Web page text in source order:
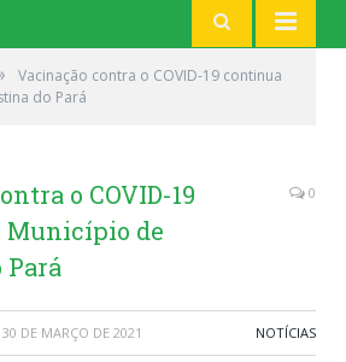
Vacinação contra o COVID-19 continua
do Pará
o COVID-19
de
Pará
0
30 DE MARÇO DE 2021 NOTÍCIAS